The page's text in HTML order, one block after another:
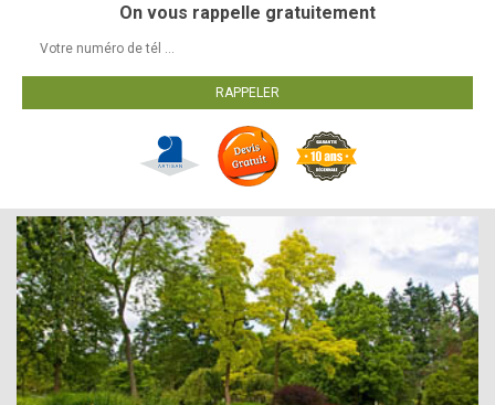
On vous rappelle gratuitement